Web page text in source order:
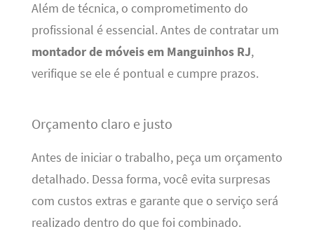
Além de técnica, o comprometimento do
profissional é essencial. Antes de contratar um
montador de móveis em Manguinhos RJ,
verifique se ele é pontual e cumpre prazos.
Orçamento claro e justo
Antes de iniciar o trabalho, peça um orçamento
detalhado. Dessa forma, você evita surpresas
com custos extras e garante que o serviço será
realizado dentro do que foi combinado.